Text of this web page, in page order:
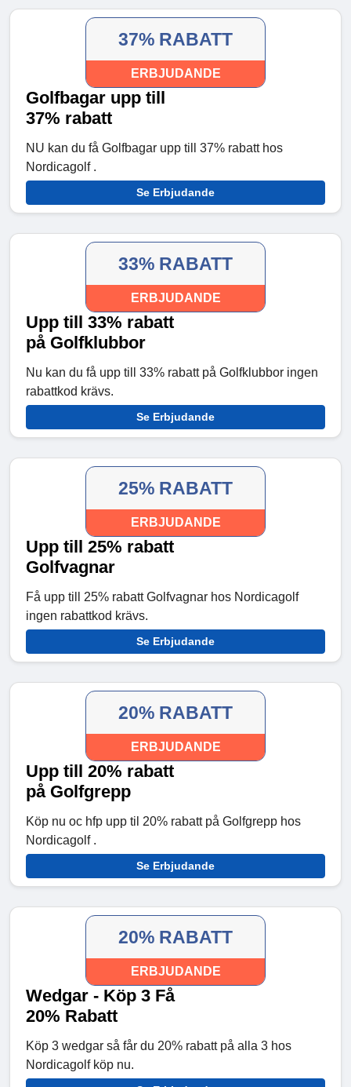
37% RABATT
ERBJUDANDE
Golfbagar upp till
37% rabatt
NU kan du få Golfbagar upp till 37% rabatt hos
Nordicagolf .
Se Erbjudande
33% RABATT
ERBJUDANDE
Upp till 33% rabatt
på Golfklubbor
Nu kan du få upp till 33% rabatt på Golfklubbor ingen
rabattkod krävs.
Se Erbjudande
25% RABATT
ERBJUDANDE
Upp till 25% rabatt
Golfvagnar
Få upp till 25% rabatt Golfvagnar hos Nordicagolf
ingen rabattkod krävs.
Se Erbjudande
20% RABATT
ERBJUDANDE
Upp till 20% rabatt
på Golfgrepp
Köp nu oc hfp upp til 20% rabatt på Golfgrepp hos
Nordicagolf .
Se Erbjudande
20% RABATT
ERBJUDANDE
Wedgar - Köp 3 Få
20% Rabatt
Köp 3 wedgar så får du 20% rabatt på alla 3 hos
Nordicagolf köp nu.